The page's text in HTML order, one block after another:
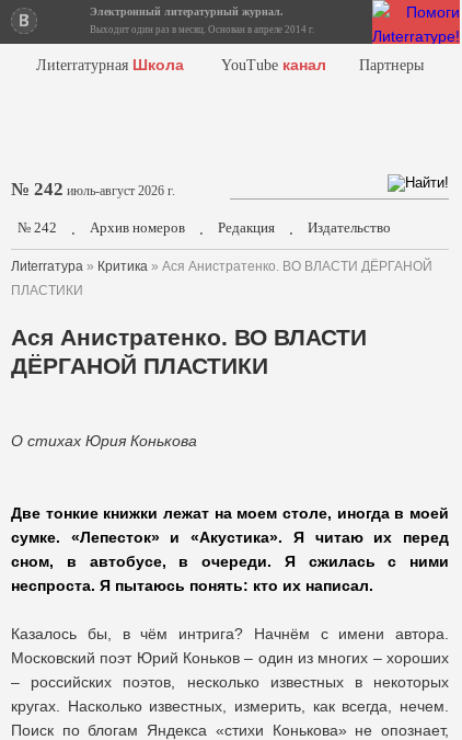
Электронный литературный журнал.
Выходит один раз в месяц. Основан в апреле 2014 г.
Лиterraтурная Школа YouTube канал Партнеры
№ 242 июль-август 2026 г.
№ 242 . Архив номеров . Редакция . Издательство
Лиterraтура » Критика » Ася Анистратенко. ВО ВЛАСТИ ДЁРГАНОЙ
ПЛАСТИКИ
Ася Анистратенко. ВО ВЛАСТИ
ДЁРГАНОЙ ПЛАСТИКИ
О стихах Юрия Конькова
Две тонкие книжки лежат на моем столе, иногда в моей
сумке. «Лепесток» и «Акустика». Я читаю их перед
сном, в автобусе, в очереди. Я сжилась с ними
неспроста. Я пытаюсь понять: кто их написал.
Казалось бы, в чём интрига? Начнём с имени автора.
Московский поэт Юрий Коньков – один из многих – хороших
– российских поэтов, несколько известных в некоторых
кругах. Насколько известных, измерить, как всегда, нечем.
Поиск по блогам Яндекса «стихи Конькова» не опознает,